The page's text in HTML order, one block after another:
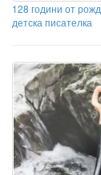
128 години от
детска писателка